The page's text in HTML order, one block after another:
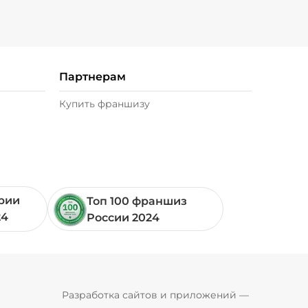
Партнерам
Купить франшизу
Топ 100 франшиз
России 2024
Разработка сайтов и приложений —